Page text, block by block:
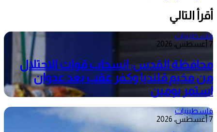
أقرأ التالي
فلسطينيات
7 أغسطس، 2026
محافظة القدس: انسحاب قوات الاحتلال
من مخيم قلنديا وكفر عقب بعد عدوان
استمر يومين
فلسطينيات
7 أغسطس، 2026